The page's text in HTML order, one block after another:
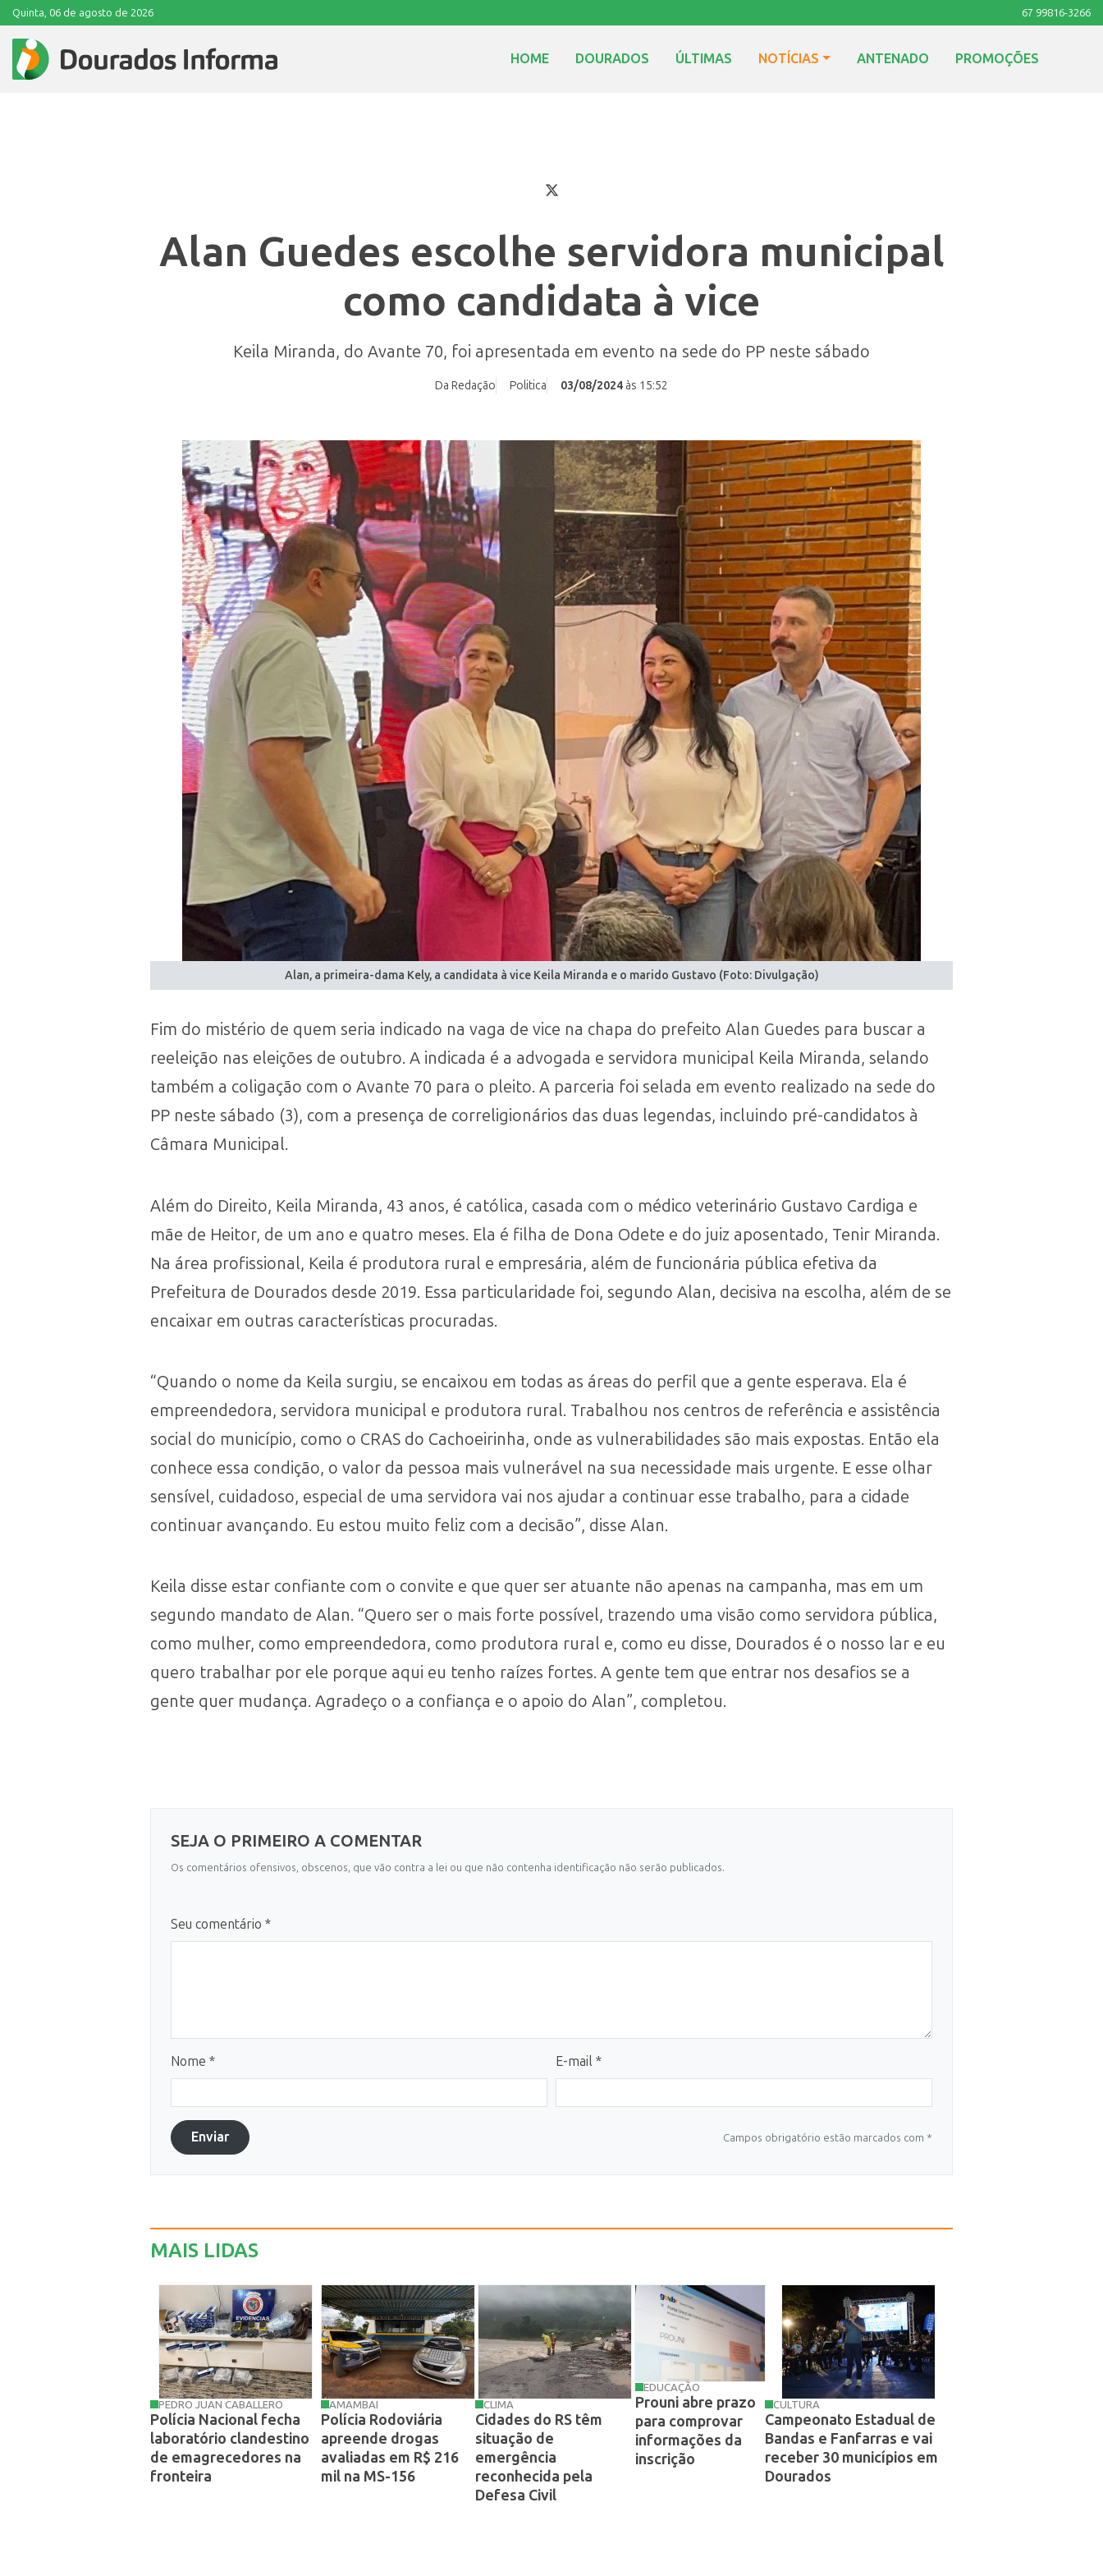
Quinta, 06 de agosto de 2026 67 99816-3266
HOME DOURADOS ÚLTIMAS NOTÍCIAS ANTENADO PROMOÇÕES
Alan Guedes escolhe servidora municipal
como candidata à vice
Keila Miranda, do Avante 70, foi apresentada em evento na sede do PP neste sábado
Da Redação Politica 03/08/2024 às 15:52
Alan, a primeira-dama Kely, a candidata à vice Keila Miranda e o marido Gustavo (Foto: Divulgação)
Fim do mistério de quem seria indicado na vaga de vice na chapa do prefeito Alan Guedes para buscar a
reeleição nas eleições de outubro. A indicada é a advogada e servidora municipal Keila Miranda, selando
também a coligação com o Avante 70 para o pleito. A parceria foi selada em evento realizado na sede do
PP neste sábado (3), com a presença de correligionários das duas legendas, incluindo pré-candidatos à
Câmara Municipal.
Além do Direito, Keila Miranda, 43 anos, é católica, casada com o médico veterinário Gustavo Cardiga e
mãe de Heitor, de um ano e quatro meses. Ela é filha de Dona Odete e do juiz aposentado, Tenir Miranda.
Na área profissional, Keila é produtora rural e empresária, além de funcionária pública efetiva da
Prefeitura de Dourados desde 2019. Essa particularidade foi, segundo Alan, decisiva na escolha, além de se
encaixar em outras características procuradas.
“Quando o nome da Keila surgiu, se encaixou em todas as áreas do perfil que a gente esperava. Ela é
empreendedora, servidora municipal e produtora rural. Trabalhou nos centros de referência e assistência
social do município, como o CRAS do Cachoeirinha, onde as vulnerabilidades são mais expostas. Então ela
conhece essa condição, o valor da pessoa mais vulnerável na sua necessidade mais urgente. E esse olhar
sensível, cuidadoso, especial de uma servidora vai nos ajudar a continuar esse trabalho, para a cidade
continuar avançando. Eu estou muito feliz com a decisão”, disse Alan.
Keila disse estar confiante com o convite e que quer ser atuante não apenas na campanha, mas em um
segundo mandato de Alan. “Quero ser o mais forte possível, trazendo uma visão como servidora pública,
como mulher, como empreendedora, como produtora rural e, como eu disse, Dourados é o nosso lar e eu
quero trabalhar por ele porque aqui eu tenho raízes fortes. A gente tem que entrar nos desafios se a
gente quer mudança. Agradeço o a confiança e o apoio do Alan”, completou.
SEJA O PRIMEIRO A COMENTAR
Os comentários ofensivos, obscenos, que vão contra a lei ou que não contenha identificação não serão publicados.
Seu comentário *
Nome * E-mail *
Enviar Campos obrigatório estão marcados com *
MAIS LIDAS
PEDRO JUAN CABALLERO
Polícia Nacional fecha
laboratório clandestino
de emagrecedores na
fronteira
AMAMBAI
Polícia Rodoviária
apreende drogas
avaliadas em R$ 216
mil na MS-156
CLIMA
Cidades do RS têm
situação de
emergência
reconhecida pela
Defesa Civil
EDUCAÇÃO
Prouni abre prazo
para comprovar
informações da
inscrição
CULTURA
Campeonato Estadual de
Bandas e Fanfarras e vai
receber 30 municípios em
Dourados